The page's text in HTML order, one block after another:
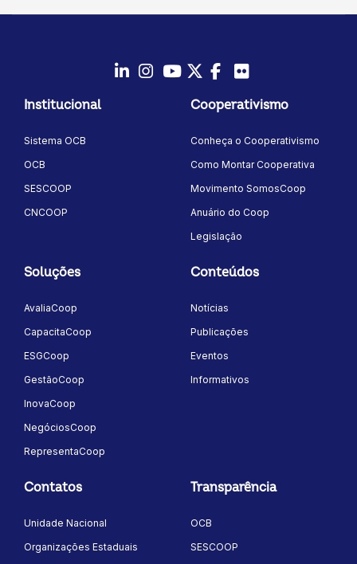
Instagram
YoutubeTwitter/X
Facebook
Institucional
Sistema OCB
OCB
SESCOOP
CNCOOP
Cooperativismo
Conheça o Cooperativismo
Como Montar Cooperativa
Movimento SomosCoop
Anuário do Coop
Legislação
Soluções
AvaliaCoop
CapacitaCoop
ESGCoop
GestãoCoop
InovaCoop
NegóciosCoop
RepresentaCoop
Conteúdos
Notícias
Publicações
Eventos
Informativos
Contatos
Unidade Nacional
Organizações Estaduais
Transparência
OCB
SESCOOP